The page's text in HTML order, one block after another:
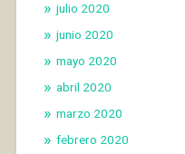
julio 2020
junio 2020
mayo 2020
abril 2020
marzo 2020
febrero 2020